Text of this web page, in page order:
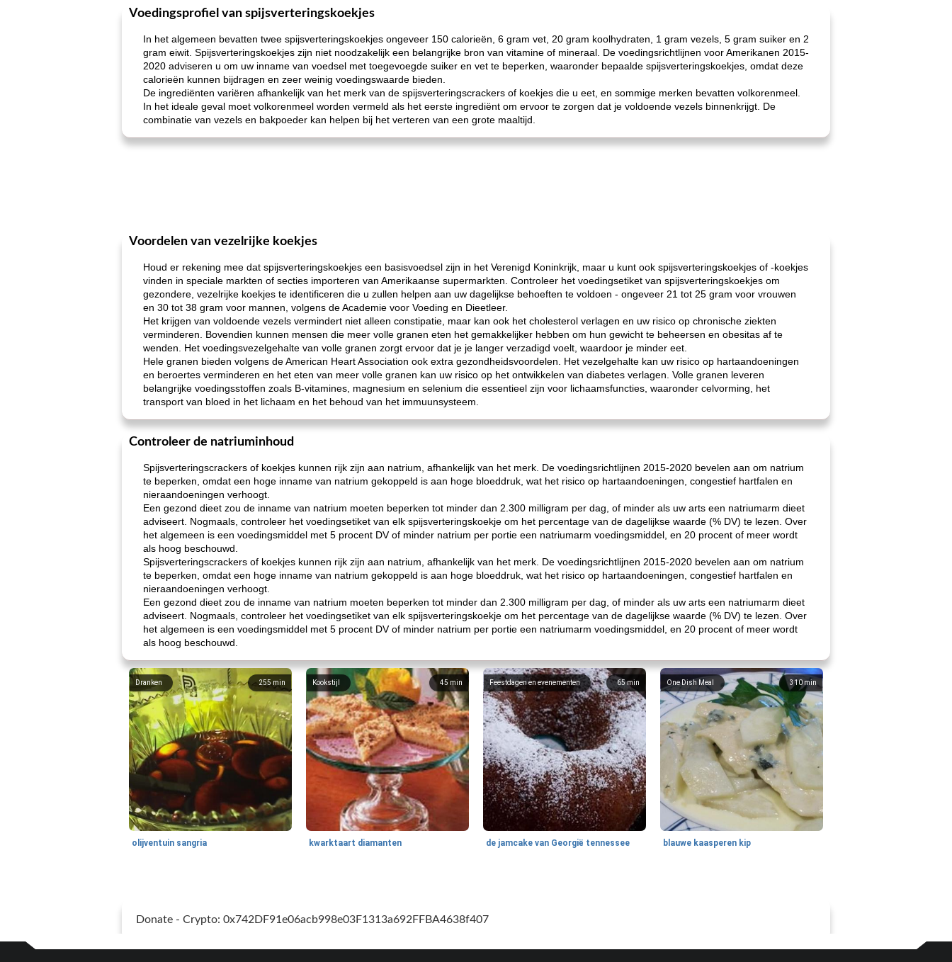
Voedingsprofiel van spijsverteringskoekjes
In het algemeen bevatten twee spijsverteringskoekjes ongeveer 150 calorieën, 6 gram vet, 20 gram koolhydraten, 1 gram vezels, 5 gram suiker en 2
gram eiwit. Spijsverteringskoekjes zijn niet noodzakelijk een belangrijke bron van vitamine of mineraal. De voedingsrichtlijnen voor Amerikanen 2015-
2020 adviseren u om uw inname van voedsel met toegevoegde suiker en vet te beperken, waaronder bepaalde spijsverteringskoekjes, omdat deze
calorieën kunnen bijdragen en zeer weinig voedingswaarde bieden.
De ingrediënten variëren afhankelijk van het merk van de spijsverteringscrackers of koekjes die u eet, en sommige merken bevatten volkorenmeel.
In het ideale geval moet volkorenmeel worden vermeld als het eerste ingrediënt om ervoor te zorgen dat je voldoende vezels binnenkrijgt. De
combinatie van vezels en bakpoeder kan helpen bij het verteren van een grote maaltijd.
Voordelen van vezelrijke koekjes
Houd er rekening mee dat spijsverteringskoekjes een basisvoedsel zijn in het Verenigd Koninkrijk, maar u kunt ook spijsverteringskoekjes of -koekjes
vinden in speciale markten of secties importeren van Amerikaanse supermarkten. Controleer het voedingsetiket van spijsverteringskoekjes om
gezondere, vezelrijke koekjes te identificeren die u zullen helpen aan uw dagelijkse behoeften te voldoen - ongeveer 21 tot 25 gram voor vrouwen
en 30 tot 38 gram voor mannen, volgens de Academie voor Voeding en Dieetleer.
Het krijgen van voldoende vezels vermindert niet alleen constipatie, maar kan ook het cholesterol verlagen en uw risico op chronische ziekten
verminderen. Bovendien kunnen mensen die meer volle granen eten het gemakkelijker hebben om hun gewicht te beheersen en obesitas af te
wenden. Het voedingsvezelgehalte van volle granen zorgt ervoor dat je je langer verzadigd voelt, waardoor je minder eet.
Hele granen bieden volgens de American Heart Association ook extra gezondheidsvoordelen. Het vezelgehalte kan uw risico op hartaandoeningen
en beroertes verminderen en het eten van meer volle granen kan uw risico op het ontwikkelen van diabetes verlagen. Volle granen leveren
belangrijke voedingsstoffen zoals B-vitamines, magnesium en selenium die essentieel zijn voor lichaamsfuncties, waaronder celvorming, het
transport van bloed in het lichaam en het behoud van het immuunsysteem.
Controleer de natriuminhoud
Spijsverteringscrackers of koekjes kunnen rijk zijn aan natrium, afhankelijk van het merk. De voedingsrichtlijnen 2015-2020 bevelen aan om natrium
te beperken, omdat een hoge inname van natrium gekoppeld is aan hoge bloeddruk, wat het risico op hartaandoeningen, congestief hartfalen en
nieraandoeningen verhoogt.
Een gezond dieet zou de inname van natrium moeten beperken tot minder dan 2.300 milligram per dag, of minder als uw arts een natriumarm dieet
adviseert. Nogmaals, controleer het voedingsetiket van elk spijsverteringskoekje om het percentage van de dagelijkse waarde (% DV) te lezen. Over
het algemeen is een voedingsmiddel met 5 procent DV of minder natrium per portie een natriumarm voedingsmiddel, en 20 procent of meer wordt
als hoog beschouwd.
Spijsverteringscrackers of koekjes kunnen rijk zijn aan natrium, afhankelijk van het merk. De voedingsrichtlijnen 2015-2020 bevelen aan om natrium
te beperken, omdat een hoge inname van natrium gekoppeld is aan hoge bloeddruk, wat het risico op hartaandoeningen, congestief hartfalen en
nieraandoeningen verhoogt.
Een gezond dieet zou de inname van natrium moeten beperken tot minder dan 2.300 milligram per dag, of minder als uw arts een natriumarm dieet
adviseert. Nogmaals, controleer het voedingsetiket van elk spijsverteringskoekje om het percentage van de dagelijkse waarde (% DV) te lezen. Over
het algemeen is een voedingsmiddel met 5 procent DV of minder natrium per portie een natriumarm voedingsmiddel, en 20 procent of meer wordt
als hoog beschouwd.
255 min
Dranken
olijventuin sangria
45 min
Kookstijl
kwarktaart diamanten
65min
Feestdagen en evenementen
de jamcake van Georgië tennessee
310 min
One Dish Meal
blauwe kaasperen kip
Donate - Crypto: 0x742DF91e06acb998e03F1313a692FFBA4638f407